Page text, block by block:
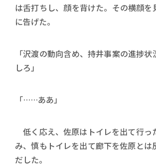
は舌打ちし、顔を背けた。その横顔を
に告げた。
「沢渡の動向含め、持井事案の進捗
しろ」
「……ああ」
低く応え、佐原はトイレを出て行っ
み、慎もトイレを出て廊下を佐原とは
だした。